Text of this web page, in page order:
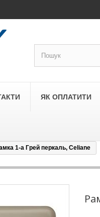
ЯК ОПЛАТИТИ
1-а Грей перкаль, Celiane